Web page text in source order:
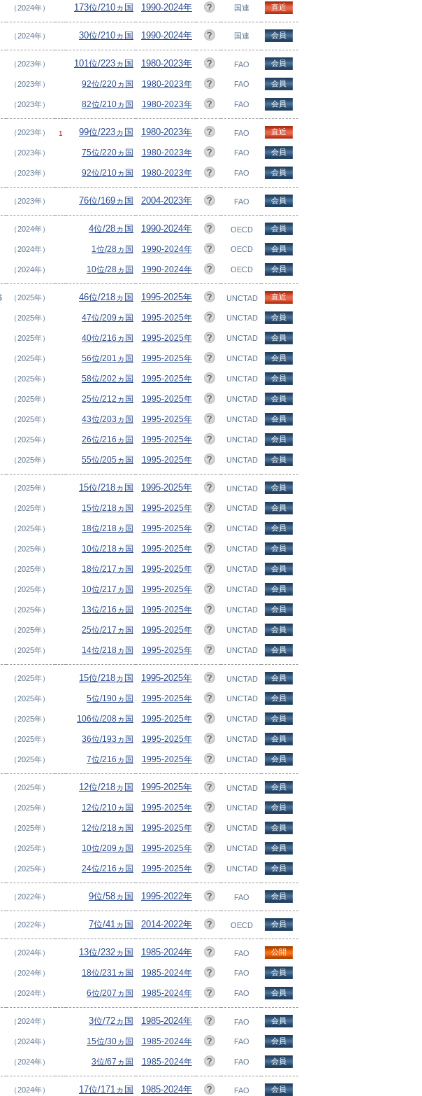
（2024年） 173位/210ヵ国 1990-2024年 国連 直近
（2024年） 30位/210ヵ国 1990-2024年 国連 会員
（2023年） 101位/223ヵ国 1980-2023年 FAO 会員
（2023年） 92位/220ヵ国 1980-2023年 FAO 会員
（2023年） 82位/210ヵ国 1980-2023年 FAO 会員
（2023年） 1 99位/223ヵ国 1980-2023年 FAO 直近
（2023年） 75位/220ヵ国 1980-2023年 FAO 会員
（2023年） 92位/210ヵ国 1980-2023年 FAO 会員
（2023年） 76位/169ヵ国 2004-2023年 FAO 会員
（2024年） 4位/28ヵ国 1990-2024年 OECD 会員
（2024年） 1位/28ヵ国 1990-2024年 OECD 会員
（2024年） 10位/28ヵ国 1990-2024年 OECD 会員
（2025年） 46位/218ヵ国 1995-2025年 UNCTAD 直近
（2025年） 47位/209ヵ国 1995-2025年 UNCTAD 会員
（2025年） 40位/216ヵ国 1995-2025年 UNCTAD 会員
（2025年） 56位/201ヵ国 1995-2025年 UNCTAD 会員
（2025年） 58位/202ヵ国 1995-2025年 UNCTAD 会員
（2025年） 25位/212ヵ国 1995-2025年 UNCTAD 会員
（2025年） 43位/203ヵ国 1995-2025年 UNCTAD 会員
（2025年） 26位/216ヵ国 1995-2025年 UNCTAD 会員
（2025年） 55位/205ヵ国 1995-2025年 UNCTAD 会員
（2025年） 15位/218ヵ国 1995-2025年 UNCTAD 会員
（2025年） 15位/218ヵ国 1995-2025年 UNCTAD 会員
（2025年） 18位/218ヵ国 1995-2025年 UNCTAD 会員
（2025年） 10位/218ヵ国 1995-2025年 UNCTAD 会員
（2025年） 18位/217ヵ国 1995-2025年 UNCTAD 会員
（2025年） 10位/217ヵ国 1995-2025年 UNCTAD 会員
（2025年） 13位/216ヵ国 1995-2025年 UNCTAD 会員
（2025年） 25位/217ヵ国 1995-2025年 UNCTAD 会員
（2025年） 14位/218ヵ国 1995-2025年 UNCTAD 会員
（2025年） 15位/218ヵ国 1995-2025年 UNCTAD 会員
（2025年） 5位/190ヵ国 1995-2025年 UNCTAD 会員
（2025年） 106位/208ヵ国 1995-2025年 UNCTAD 会員
（2025年） 36位/193ヵ国 1995-2025年 UNCTAD 会員
（2025年） 7位/216ヵ国 1995-2025年 UNCTAD 会員
（2025年） 12位/218ヵ国 1995-2025年 UNCTAD 会員
（2025年） 12位/210ヵ国 1995-2025年 UNCTAD 会員
（2025年） 12位/218ヵ国 1995-2025年 UNCTAD 会員
（2025年） 10位/209ヵ国 1995-2025年 UNCTAD 会員
（2025年） 24位/216ヵ国 1995-2025年 UNCTAD 会員
（2022年） 9位/58ヵ国 1995-2022年 FAO 会員
（2022年） 7位/41ヵ国 2014-2022年 OECD 会員
（2024年） 13位/232ヵ国 1985-2024年 FAO 公開
（2024年） 18位/231ヵ国 1985-2024年 FAO 会員
（2024年） 6位/207ヵ国 1985-2024年 FAO 会員
（2024年） 3位/72ヵ国 1985-2024年 FAO 会員
（2024年） 15位/30ヵ国 1985-2024年 FAO 会員
（2024年） 3位/67ヵ国 1985-2024年 FAO 会員
（2024年） 17位/171ヵ国 1985-2024年 FAO 会員